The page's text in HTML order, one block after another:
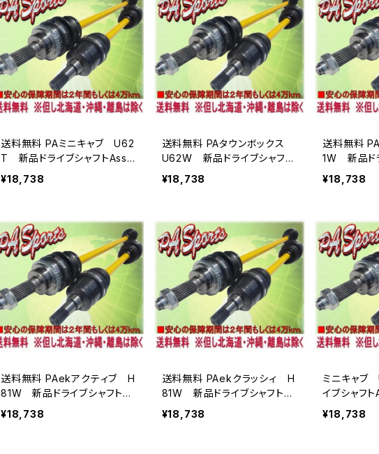
送料無料 PAミニキャブ U62
T 新品ドライブシャフトAssy
返却不要
¥18,738
送料無料 PAタウンボックス
U62W 新品ドライブシャフト
Assy 返却不要
¥18,738
送料無料
1W 新品ド
y 返却不要
¥18,738
送料無料 PAekアクティブ H
81W 新品ドライブシャフトAs
sy 返却不要
¥18,738
送料無料 PAekクラッシィ H
81W 新品ドライブシャフトAs
sy 返却不要
¥18,738
ミニキャ
イブシャフ
¥18,738